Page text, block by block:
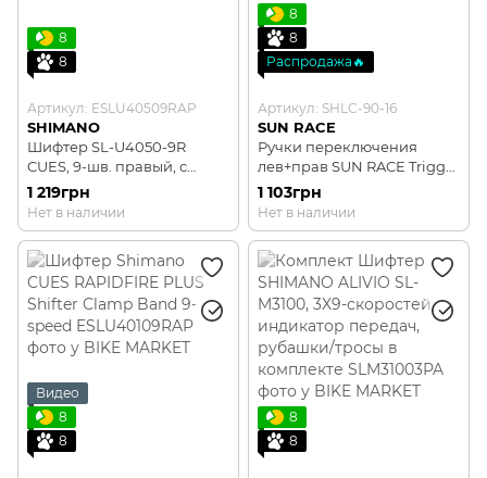
8
8
Артикул: ESLU40509RAP
SHIMANO
Шифтер SL-U4050-9R
CUES, 9-шв. правый, с
индикатором передач
1 219грн
Нет в наличии
8
8
Распродажа🔥
Артикул: SHLC-90-16
SUN RACE
Ручки переключения
лев+прав SUN RACE Trigger
M900 Pair, R9/L3
1 103грн
Нет в наличии
Видео
8
8
8
8